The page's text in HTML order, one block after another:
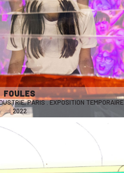
FOULES
PARIS . EXPOSITION TEMPORAIRE .
2022